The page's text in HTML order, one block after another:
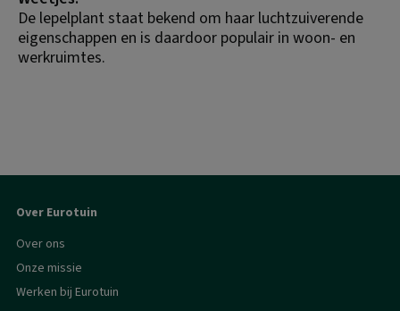
De lepelplant staat bekend om haar luchtzuiverende
eigenschappen en is daardoor populair in woon- en
werkruimtes.
Over Eurotuin
Over ons
Onze missie
Werken bij Eurotuin